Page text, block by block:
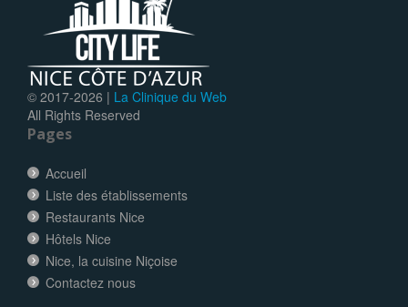
© 2017-2026 | La Clinique du Web
All Rights Reserved
Pages
Accueil
Liste des établissements
Restaurants Nice
Hôtels Nice
Nice, la cuisine Niçoise
Contactez nous